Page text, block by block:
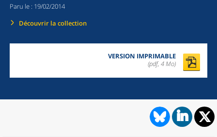
Paru le : 19/02/2014
Découvrir la collection
VERSION IMPRIMABLE
(pdf, 4 Mo)